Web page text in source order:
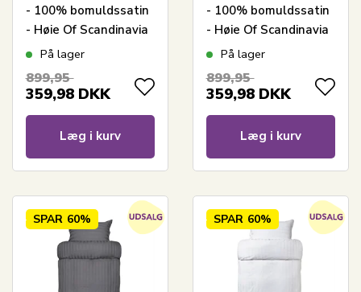
- 100% bomuldssatin
- Høie Of Scandinavia
- Cassandra Light
På lager
899,95
359,98 DKK
Læg i kurv
- 100% bomuldssatin
- Høie Of Scandinavia
- Cassandra Warm
På lager
899,95
359,98 DKK
Læg i kurv
SPAR 60% SPAR 60%